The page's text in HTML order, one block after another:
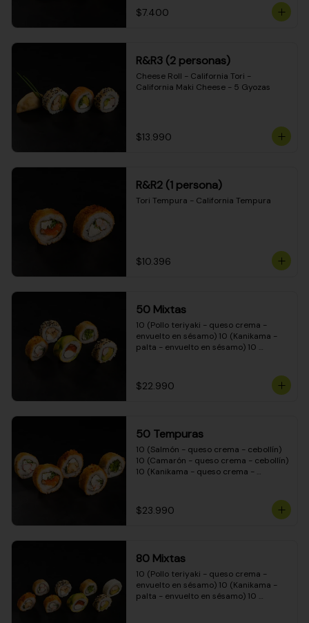
$7.400
R&R3 (2 personas)
Cheese Roll - California Tori -
California Maki Cheese - 5 Gyozas
$13.990
R&R2 (1 persona)
Tori Tempura - California Tempura
$10.396
50 Mixtas
10 (Pollo teriyaki - queso crema -
envuelto en sésamo) 10 (Kanikama -
palta - envuelto en sésamo) 10
cebollín - envuelto en masa tempura)
10 (Pimentón - queso crema - cebollín
$22.990
50 Tempuras
10 (Salmón - queso crema - cebollín)
10 (Camarón - queso crema - cebollín)
10 (Kanikama - queso crema -
crema - cebollín)
$23.990
80 Mixtas
10 (Pollo teriyaki - queso crema -
envuelto en sésamo) 10 (Kanikama -
palta - envuelto en sésamo) 10